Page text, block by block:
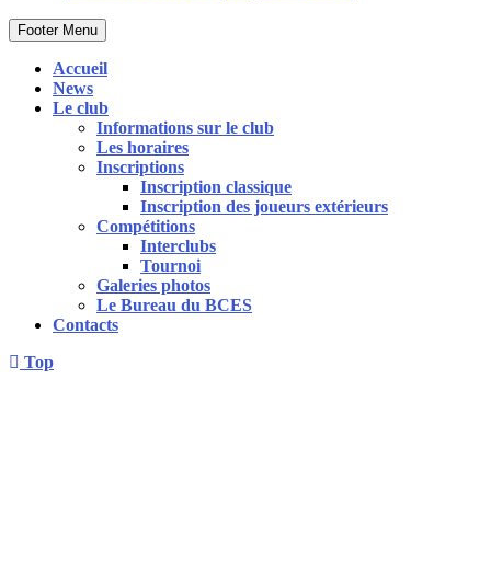
Footer Menu
Accueil
News
Le club
Informations sur le club
Les horaires
Inscriptions
Inscription classique
Inscription des joueurs extérieurs
Compétitions
Interclubs
Tournoi
Galeries photos
Le Bureau du BCES
Contacts
Top